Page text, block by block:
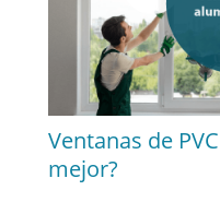
Ventanas de
mejor?